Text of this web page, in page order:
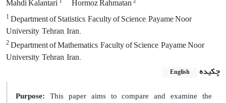
Mahdi Kalantari Hormoz Rahmatan
1Department of Statistics, Faculty of Science, Payame Noor
University, Tehran, Iran.
2Department of Mathematics, Faculty of Science, Payame Noor
University, Tehran, Iran.
چکیده
English
Purpose: This paper aims to compare and examine the